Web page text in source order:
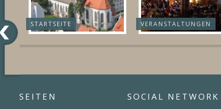
STARTSEITE VERANSTALTUNGEN
SEITEN SOCIAL NETWORK